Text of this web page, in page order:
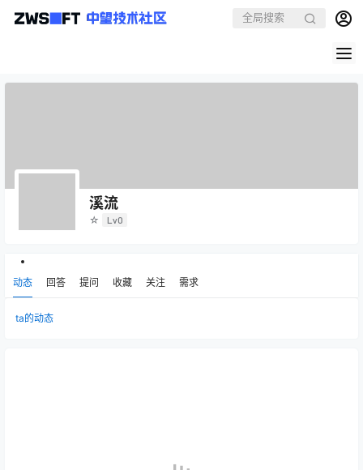
溪流
☆ Lv0
动态 回答 提问 收藏 关注 需求
ta的动态